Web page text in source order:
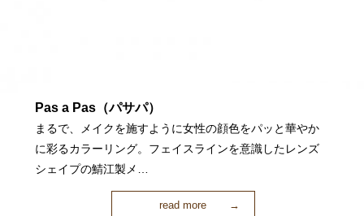
Pas a Pas（パサパ）
まるで、メイクを施すように女性の顔色をパッと華やか
に彩るカラーリング。フェイスラインを意識したレンズ
シェイプの鯖江製メ…
read more